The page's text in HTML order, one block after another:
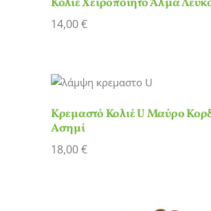
14,00€
Κρεμαστό Κολιέ U Μαύρο
Ασημί
18,00€